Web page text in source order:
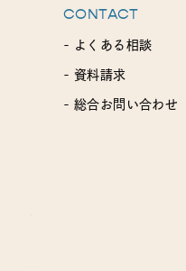
CONTACT
- よくある相談
- 資料請求
- 総合お問い合わせ